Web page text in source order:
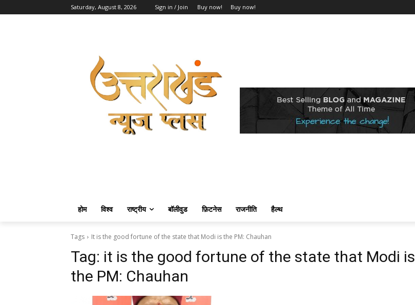
Saturday, August 8, 2026 Sign in / Join Buy now! Buy now!
होम विश्व राष्ट्रीय बॉलीवुड फ़िटनेस राजनीति हैल्थ
Tags It is the good fortune of the state that Modi is the PM: Chauhan
Tag: it is the good fortune of the state that Modi is
the PM: Chauhan